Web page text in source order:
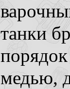
танки
медью,